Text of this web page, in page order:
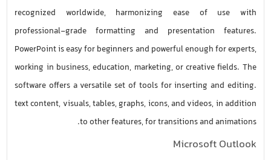
recognized worldwide, harmonizing ease of use with
professional-grade formatting and presentation features.
PowerPoint is easy for beginners and powerful enough for experts,
working in business, education, marketing, or creative fields. The
software offers a versatile set of tools for inserting and editing.
text content, visuals, tables, graphs, icons, and videos, in addition
to other features, for transitions and animations.
Microsoft Outlook